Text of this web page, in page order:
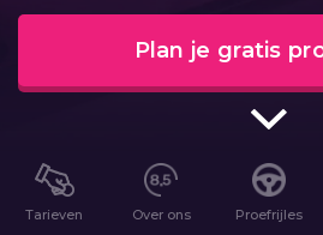
Plan je gratis
Tarieven Over ons Proefrijles